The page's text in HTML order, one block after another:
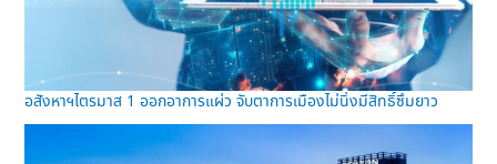
อสังหาฯไตรมาส 1 ออกอาการแผ่ว จับตาการเมืองไม่นิ่งมีสิทธิ์ซึมยาว